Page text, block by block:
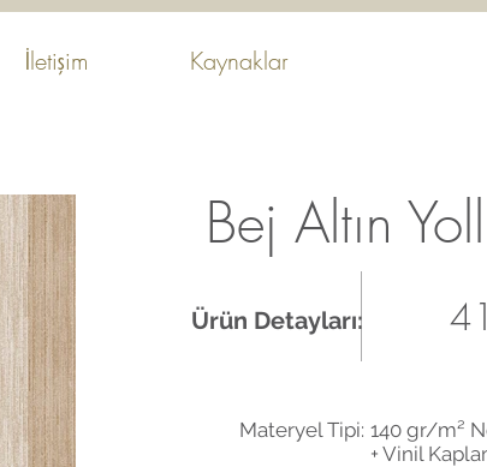
İletişim Kaynaklar
Bej Altın
Ürün Detayları:
Materyel Tipi: 140 gr/m²
+ Vinil